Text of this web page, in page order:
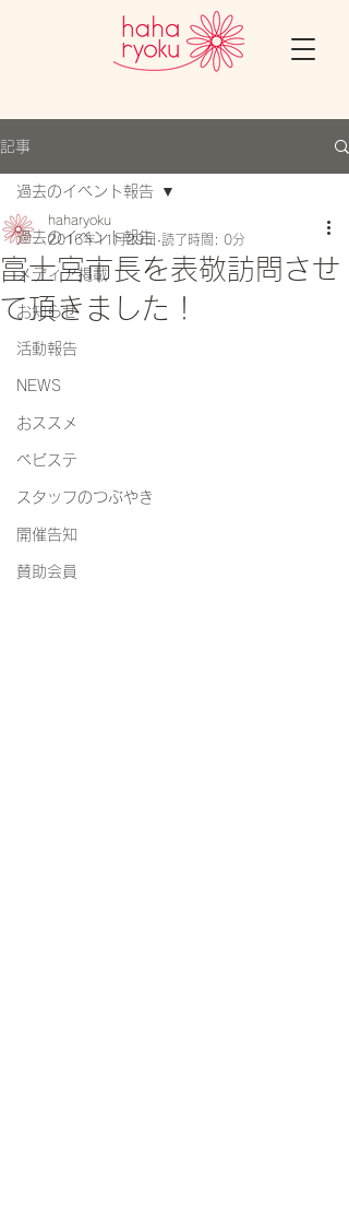
記事
過去のイベント報告
メディア掲載
お知らせ
活動報告
NEWS
おススメ
ベビステ
スタッフのつぶやき
開催告知
賛助会員
過去のイベント報告
富士宮市長を表敬訪問させ
て頂きました！
haharyoku
2016年11月29日 読了時間: 0分